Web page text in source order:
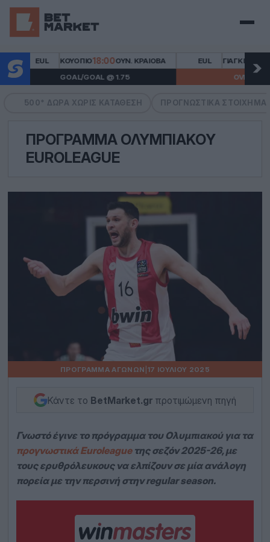
Μενού
EUL ΚΟΥΌΠΙΟ18:00ΟΥΝ. ΚΡΑΙΌΒΑ
GOAL/GOAL @ 1.75
ΓΙΑΓΚΙΕΛΌΝΙΑ
OVER 2.5 @ 1.95
500* ΔΏΡΑ ΧΩΡΙΣ ΚΑΤΆΘΕΣΗ ΠΡΟΓΝΩΣΤΙΚΆ
ΠΡΌΓΡΑΜΜΑ ΟΛΥΜΠΙΑΚΟΎ
EUROLEAGUE
ΠΡΌΓΡΑΜΜΑ ΑΓΏΝΩΝ 17 ΙΟΥΛΊΟΥ 2025
Κάντε το BetMarket.gr προτιμώμενη πηγή
Γνωστό έγινε το πρόγραμμα του Ολυμπιακού για τα
προγνωστικά Euroleagueτης σεζόν 2025-26, με
τους ερυθρόλευκους να ελπίζουν σε μία ανάλογη
πορεία με την περσινή στην regular season.